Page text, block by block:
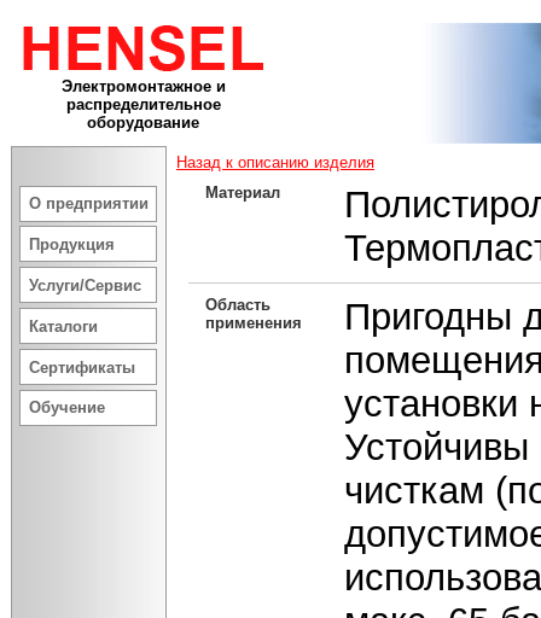
Электромонтажное и
распределительное
оборудование
О предприятии
Продукция
Услуги/Сервис
Каталоги
Сертификаты
Обучение
Назад к описанию изделия
Материал
Область
применения
Пригодны
установки
Устойчивы
чисткам